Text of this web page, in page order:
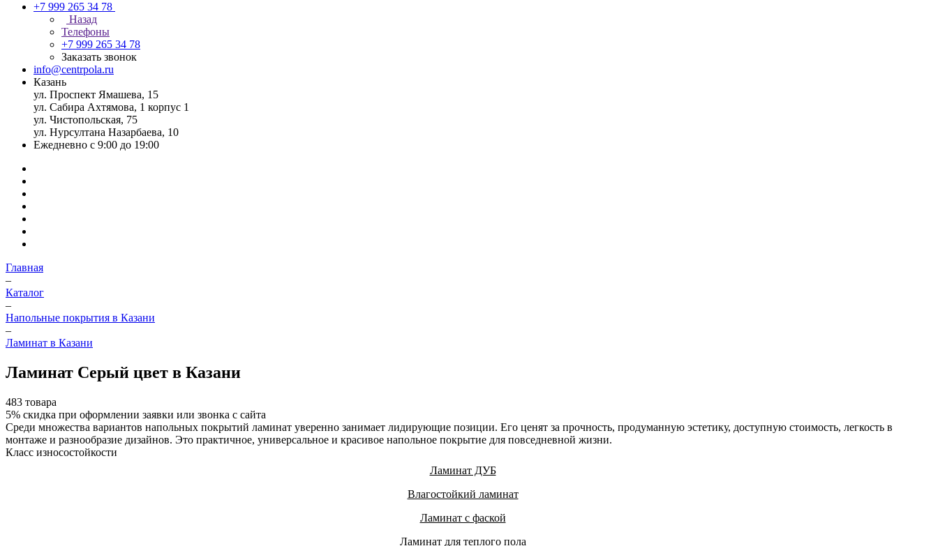
+7 999 265 34 78
Назад
Телефоны
+7 999 265 34 78
Заказать звонок
info@centrpola.ru
Казань
ул. Проспект Ямашева, 15
ул. Сабира Ахтямова, 1 корпус 1
ул. Чистопольская, 75
ул. Нурсултана Назарбаева, 10
Ежедневно с 9:00 до 19:00
Главная
–
Каталог
–
Напольные покрытия в Казани
–
Ламинат в Казани
Ламинат Серый цвет в Казани
483 товара
5% скидка при оформлении заявки или звонка с сайта
Среди множества вариантов напольных покрытий ламинат уверенно занимает лидирующие позиции. Его ценят за прочность, продуманную эстетику, доступную стоимость, легкость в
монтаже и разнообразие дизайнов. Это практичное, универсальное и красивое напольное покрытие для повседневной жизни.
Класс износостойкости
Ламинат ДУБ
Влагостойкий ламинат
Ламинат с фаской
Ламинат для теплого пола